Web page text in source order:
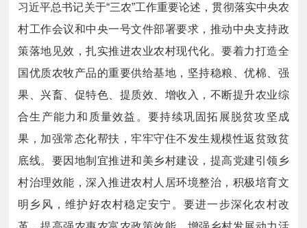
习近平总书记关于“三农”工作重要论述，贯彻落实中央农
村工作会议和中央一号文件部署要求，推动中央支持政
策落地见效，扎实推进农业农村现代化。要着力打造全
国优质农牧产品的重要供给基地，坚持稳粮、优棉、强
果、兴畜、促特色、提质效、增收入，不断提升农业综
合生产能力和质量效益。要持续巩固拓展脱贫攻坚成
果，加强常态化帮扶，牢牢守住不发生规模性返贫致贫
底线。要因地制宜推进和美乡村建设，提高党建引领乡
村治理效能，深入推进农村人居环境整治，积极培育文
明乡风，维护好农村稳定安宁。要进一步深化农村改